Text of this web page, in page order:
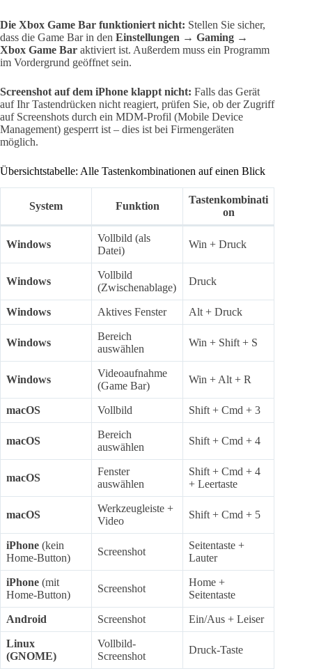
Die Xbox Game Bar funktioniert nicht: Stellen Sie sicher,
dass die Game Bar in den Einstellungen → Gaming →
Xbox Game Bar aktiviert ist. Außerdem muss ein Programm
im Vordergrund geöffnet sein.
Screenshot auf dem iPhone klappt nicht: Falls das Gerät
auf Ihr Tastendrücken nicht reagiert, prüfen Sie, ob der Zugriff
auf Screenshots durch ein MDM-Profil (Mobile Device
Management) gesperrt ist – dies ist bei Firmengeräten
möglich.
Übersichtstabelle: Alle Tastenkombinationen auf einen Blick
System Funktion
Tastenkombinati
on
Windows
Vollbild (als
Datei)
Win + Druck
Windows
Vollbild
(Zwischenablage)
Druck
Windows Aktives Fenster Alt + Druck
Windows
Bereich
auswählen
Win + Shift + S
Windows
Videoaufnahme
(Game Bar)
Win + Alt + R
macOS Vollbild Shift + Cmd + 3
macOS
Bereich
auswählen
Shift + Cmd + 4
macOS
Fenster
auswählen
Shift + Cmd + 4
+ Leertaste
macOS
Werkzeugleiste +
Video
Shift + Cmd + 5
iPhone (kein
Home-Button)
Screenshot
Seitentaste +
Lauter
iPhone (mit
Home-Button)
Screenshot
Home +
Seitentaste
Android Screenshot Ein/Aus + Leiser
Linux
(GNOME)
Vollbild-
Screenshot
Druck-Taste